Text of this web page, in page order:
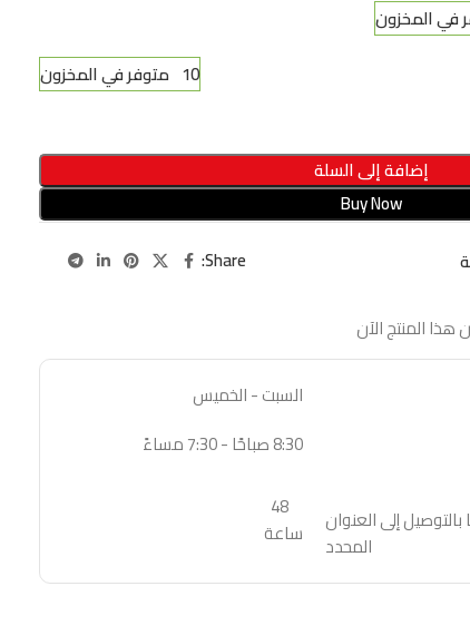
10 متوفر في المخزون
إضافة إلى السلة
Buy Now
Share:
المنتج الآن
السبت - الخميس
8:30 صباحًا - 7:30 مساءً
إلى العنوان
المحدد
48
ساعة